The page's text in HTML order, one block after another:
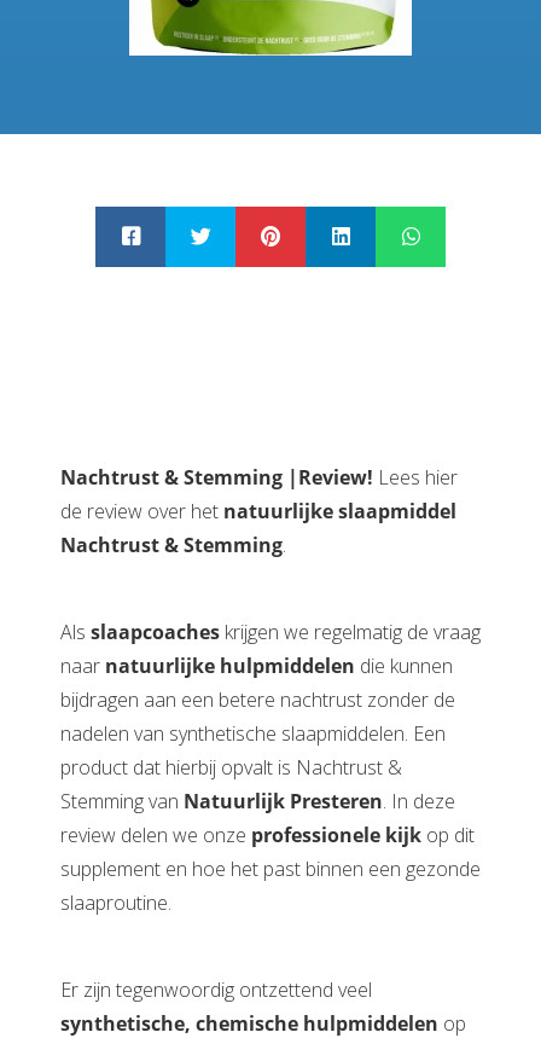
Nachtrust & Stemming |Review! Lees hier
de review over het natuurlijke slaapmiddel
Nachtrust & Stemming.
Als slaapcoaches krijgen we regelmatig de vraag
naar natuurlijke hulpmiddelen die kunnen
bijdragen aan een betere nachtrust zonder de
nadelen van synthetische slaapmiddelen. Een
product dat hierbij opvalt is Nachtrust &
Stemming van Natuurlijk Presteren. In deze
review delen we onze professionele kijk op dit
supplement en hoe het past binnen een gezonde
slaaproutine.
Er zijn tegenwoordig ontzettend veel
synthetische, chemische hulpmiddelen op